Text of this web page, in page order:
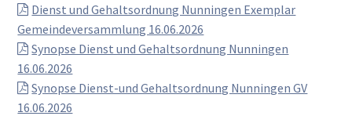
Dienst und Gehaltsordnung Nunningen Exemplar
Gemeindeversammlung 16.06.2026
Synopse Dienst und Gehaltsordnung Nunningen
16.06.2026
Synopse Dienst-und Gehaltsordnung Nunningen GV
16.06.2026